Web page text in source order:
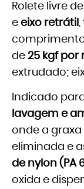
Rolete livre de
e eixo retrátil ,
de 25 kgf por
extrudado;
Indicado
lavagem e
onde a
eliminada e
de nylon (PA
oxida e